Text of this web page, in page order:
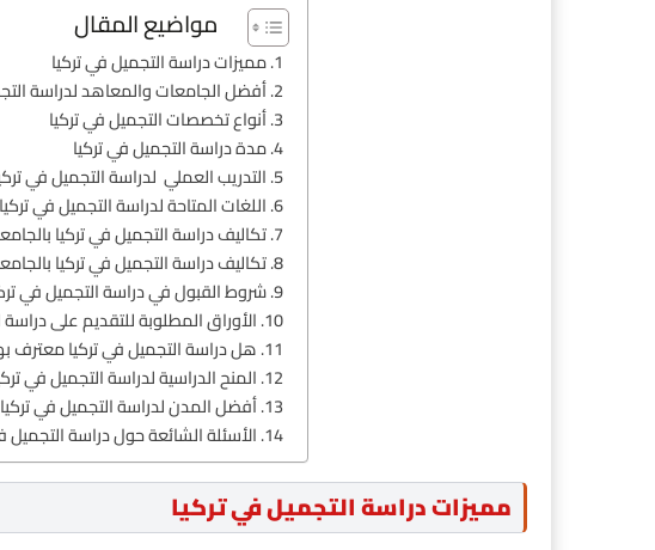
مواضيع المقال
مميزات دراسة التجميل في تركيا
أفضل الجامعات والمعاهد لدراسة
أنواع تخصصات التجميل في تركيا
مدة دراسة التجميل في تركيا
التدريب العملي لدراسة التجميل في
اللغات المتاحة لدراسة التجميل في تركيا
تكاليف دراسة التجميل في تركيا
تكاليف دراسة التجميل في تركيا
شروط القبول في دراسة التجميل في
الأوراق المطلوبة للتقديم على دراسة
هل دراسة التجميل في تركيا معترف
المنح الدراسية لدراسة التجميل في
أفضل المدن لدراسة التجميل في تركيا
الأسئلة الشائعة حول دراسة التجميل
مميزات دراسة التجميل في تركيا